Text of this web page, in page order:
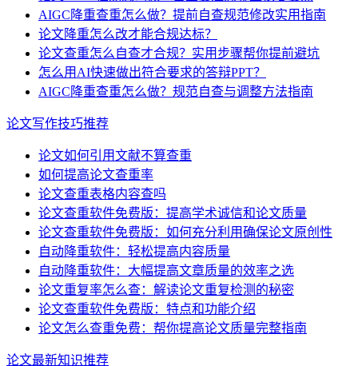
AIGC降重查重怎么做？提前自查规范修改实用指南
论文降重怎么改才能合规达标？
论文查重怎么自查才合规？实用步骤帮你提前避坑
怎么用AI快速做出符合要求的答辩PPT？
AIGC降重查重怎么做？规范自查与调整方法指南
论文写作技巧推荐
论文如何引用文献不算查重
如何提高论文查重率
论文查重表格内容查吗
论文查重软件免费版：提高学术诚信和论文质量
论文查重软件免费版：如何充分利用确保论文原创性
自动降重软件：轻松提高内容质量
自动降重软件：大幅提高文章质量的效率之选
论文重复率怎么查：解读论文重复检测的秘密
论文查重软件免费版：特点和功能介绍
论文怎么查重免费：帮你提高论文质量完整指南
论文最新知识推荐